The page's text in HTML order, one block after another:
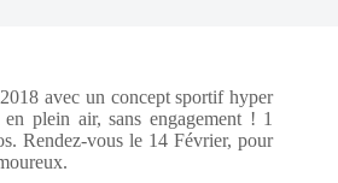
avec un concept sportif hyper
plein air, sans engagement ! 1
Rendez-vous le 14 Février, pour